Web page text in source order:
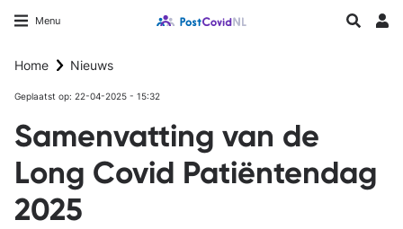
gaan
Menu Longfonds homepageZoeken
Home Nieuws
Geplaatst op: 22-04-2025 - 15:32
Samenvatting van de
Long Covid Patiëntendag
2025